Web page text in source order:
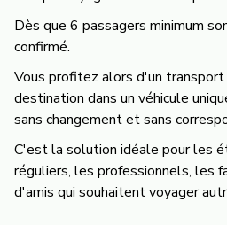
Dès que 6 passagers minimum
confirmé.
Vous profitez alors d'un
destination dans un véhicule
sans changement et sans
C'est la solution idéale pour les
réguliers, les professionnels, les
d'amis qui souhaitent voyager